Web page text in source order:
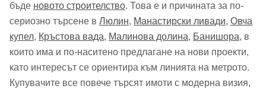
Вход Регистрация
бъде новото строителство. Това е и причината за по-
сериозно търсене в Люлин, Манастирски ливади, Овча
купел, Кръстова вада, Малинова долина, Банишора, в
които има и по-наситено предлагане на нови проекти,
като интересът се ориентира към линията на метрото.
Купувачите все повече търсят имоти с модерна визия,